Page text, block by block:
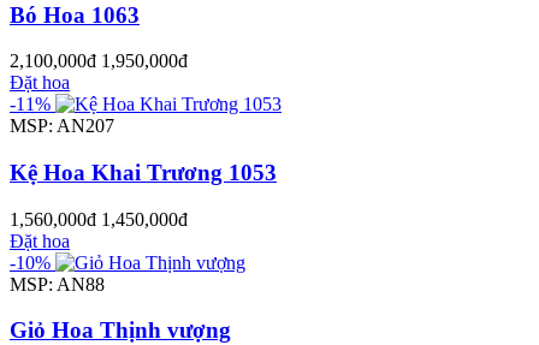
Bó Hoa 1063
2,100,000đ 1,950,000đ
Đặt hoa
-11%
MSP: AN207
Kệ Hoa Khai Trương 1053
1,560,000đ 1,450,000đ
Đặt hoa
-10%
MSP: AN88
Giỏ Hoa Thịnh vượng